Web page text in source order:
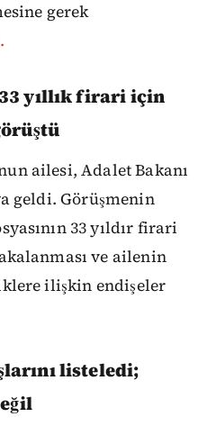
gerek
yıllık firari için
ailesi, Adalet Bakanı
geldi. Görüşmenin
33 yıldır firari
ve ailenin
ilişkin endişeler
listeledi;